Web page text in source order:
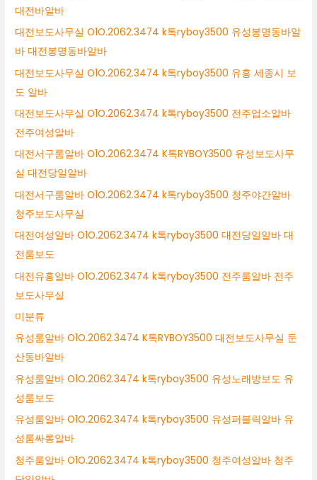
대전바알바
대전보도사무실 O1O.2062.3474 k톡ryboy3500 유성봉명동바알
바 대전봉명동바알바
대전보도사무실 O1O.2062.3474 k톡ryboy3500 유흥 세종시 보
도 알바
대전보도사무실 O1O.2062.3474 k톡ryboy3500 전주업소알바
전주여성알바
대전서구룸알바 O1O.2062.3474 K톡RYBOY3500 유성보도사무
실 대전당일알바
대전서구룸알바 O1O.2062.3474 k톡ryboy3500 청주야간알바
청주보도사무실
대전여성알바 O1O.2062.3474 k톡ryboy3500 대전당일알바 대
전룸보도
대전유흥알바 O1O.2062.3474 k톡ryboy3500 전주룸알바 전주
보도사무실
미분류
유성룸알바 O1O.2062.3474 K톡RYBOY3500 대전보도사무실 둔
산동바알바
유성룸알바 O1O.2062.3474 k톡ryboy3500 유성노래방보도 유
성룸보도
유성룸알바 O1O.2062.3474 k톡ryboy3500 유성퍼블릭알바 유
성룸싸롱알바
청주룸알바 O1O.2062.3474 k톡ryboy3500 청주여성알바 청주